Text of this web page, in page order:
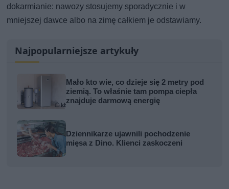
dokarmianie: nawozy stosujemy sporadycznie i w
mniejszej dawce albo na zimę całkiem je odstawiamy.
Najpopularniejsze artykuły
Mało kto wie, co dzieje się 2 metry pod
ziemią. To właśnie tam pompa ciepła
znajduje darmową energię
Dziennikarze ujawnili pochodzenie
mięsa z Dino. Klienci zaskoczeni